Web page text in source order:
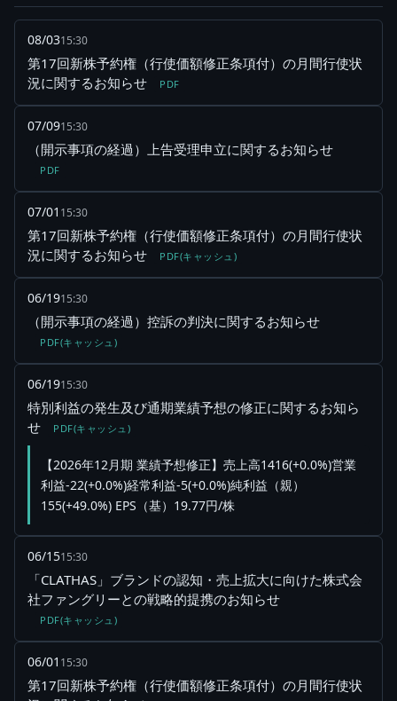
08/0315:30
第17回新株予約権（行使価額修正条項付）の月間行使状
況に関するお知らせ
PDF
07/0915:30
（開示事項の経過）上告受理申立に関するお知らせ
PDF
07/01 15:30
第17回新株予約権（行使価額修正条項付）の月間行使状
況に関するお知らせ
PDF(キャッシュ)
06/1915:30
（開示事項の経過）控訴の判決に関するお知らせ
PDF(キャッシュ)
06/1915:30
特別利益の発生及び通期業績予想の修正に関するお知ら
せ
PDF(キャッシュ)
【2026年12月期 業績予想修正】売上高1416(+0.0%)営業
利益-22(+0.0%)経常利益-5(+0.0%)純利益（親）
155(+49.0%) EPS（基）19.77円/株
06/1515:30
「CLATHAS」ブランドの認知・売上拡大に向けた株式会
社ファングリーとの戦略的提携のお知らせ
PDF(キャッシュ)
06/01 15:30
第17回新株予約権（行使価額修正条項付）の月間行使状